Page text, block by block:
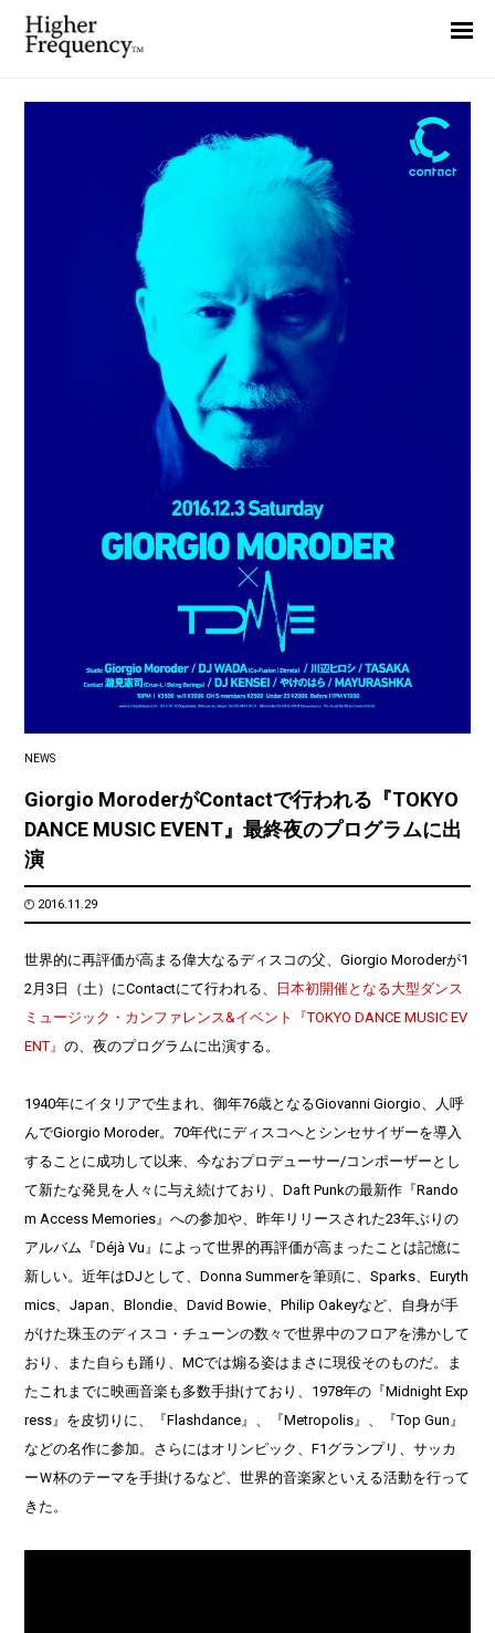
NEWS
Giorgio MoroderがContactで行われる『TOKYO
DANCE MUSIC EVENT』最終夜のプログラムに出
演
2016.11.29
世界的に再評価が高まる偉大なるディスコの父、Giorgio Moroderが1
2月3日（土）にContactにて行われる、
日本初開催となる大型ダンス
ミュージック・カンファレンス&イベント『TOKYO DANCE MUSIC EV
ENT』の、夜のプログラムに出演する。
1940年にイタリアで生まれ、御年76歳となるGiovanni Giorgio、人呼
んでGiorgio Moroder。70年代にディスコへとシンセサイザーを導入
することに成功して以来、今なおプロデューサー/コンポーザーとし
て新たな発見を人々に与え続けており、Daft Punkの最新作『Rando
m Access Memories』への参加や、昨年リリースされた23年ぶりの
アルバム『Déjà Vu』によって世界的再評価が高まったことは記憶に
新しい。近年はDJとして、Donna Summerを筆頭に、Sparks、Euryth
mics、Japan、Blondie、David Bowie、Philip Oakeyなど、自身が手
がけた珠玉のディスコ・チューンの数々で世界中のフロアを沸かして
おり、また自らも踊り、MCでは煽る姿はまさに現役そのものだ。ま
たこれまでに映画音楽も多数手掛けており、1978年の『Midnight Exp
ress』を皮切りに、『Flashdance』、『Metropolis』、『Top Gun』
などの名作に参加。さらにはオリンピック、F1グランプリ、サッカ
ーＷ杯のテーマを手掛けるなど、世界的音楽家といえる活動を行って
きた。
Interview